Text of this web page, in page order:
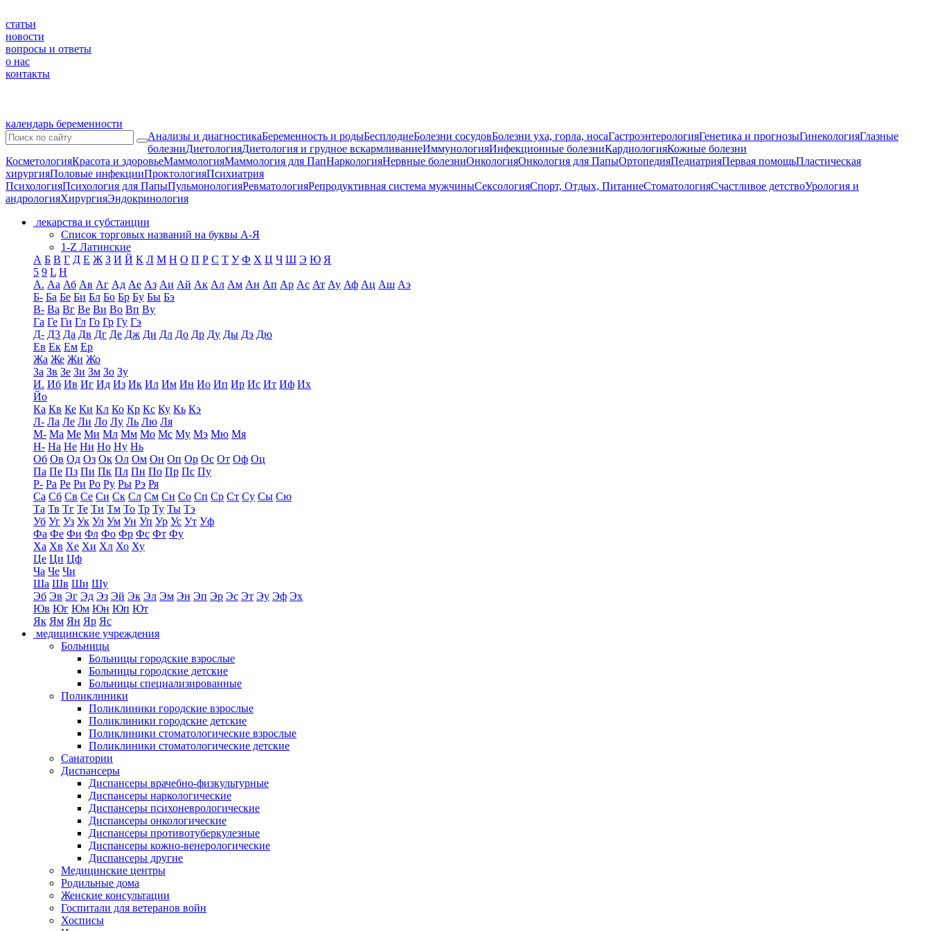
статьи
новости
вопросы и ответы
о нас
контакты
календарь беременности
Анализы и диагностикаБеременность и родыБесплодиеБолезни сосудовБолезни уха, горла, носаГастроэнтерологияГенетика и прогнозыГинекологияГлазные
болезниДиетологияДиетология и грудное вскармливаниеИммунологияИнфекционные болезниКардиологияКожные болезни
КосметологияКрасота и здоровьеМаммологияМаммология для ПапНаркологияНервные болезниОнкологияОнкология для ПапыОртопедияПедиатрияПервая помощьПластическая
хирургияПоловые инфекцииПроктологияПсихиатрия
ПсихологияПсихология для ПапыПульмонологияРевматологияРепродуктивная система мужчиныСексологияСпорт, Отдых, ПитаниеСтоматологияСчастливое детствоУрология и
андрологияХирургияЭндокринология
лекарства и субстанции
Список торговых названий на буквы А-Я
1-Z Латинские
А Б В Г Д Е Ж З И Й К Л М Н О П Р С Т У Ф Х Ц Ч Ш Э Ю Я
5 9 L H
А. Аа Аб Ав Аг Ад Ае Аз Аи Ай Ак Ал Ам Ан Ап Ар Ас Ат Ау Аф Ац Аш Аэ
Б- Ба Бе Би Бл Бо Бр Бу Бы Бэ
В- Ва Вг Ве Ви Во Вп Ву
Га Ге Ги Гл Го Гр Гу Гэ
Д- Д3 Да Дв Дг Де Дж Ди Дл До Др Ду Ды Дэ Дю
Ев Ек Ем Ер
Жа Же Жи Жо
За Зв Зе Зи Зм Зо Зу
И. Иб Ив Иг Ид Из Ик Ил Им Ин Ио Ип Ир Ис Ит Иф Их
Йо
Ка Кв Ке Ки Кл Ко Кр Кс Ку Кь Кэ
Л- Ла Ле Ли Ло Лу Ль Лю Ля
М- Ма Ме Ми Мл Мм Мо Мс Му Мэ Мю Мя
Н- На Не Ни Но Ну Нь
Об Ов Од Оз Ок Ол Ом Он Оп Ор Ос От Оф Оц
Па Пе Пз Пи Пк Пл Пн По Пр Пс Пу
Р- Ра Ре Ри Ро Ру Ры Рэ Ря
Са Сб Св Се Си Ск Сл См Сн Со Сп Ср Ст Су Сы Сю
Та Тв Тг Те Ти Тм То Тр Ту Ты Тэ
Уб Уг Уз Ук Ул Ум Ун Уп Ур Ус Ут Уф
Фа Фе Фи Фл Фо Фр Фс Фт Фу
Ха Хв Хе Хи Хл Хо Ху
Це Ци Цф
Ча Че Чи
Ша Шв Ши Шу
Эб Эв Эг Эд Эз Эй Эк Эл Эм Эн Эп Эр Эс Эт Эу Эф Эх
Юв Юг Юм Юн Юп Ют
Як Ям Ян Яр Яс
медицинские учреждения
Больницы
Больницы городские взрослые
Больницы городские детские
Больницы специализированные
Поликлиники
Поликлиники городские взрослые
Поликлиники городские детские
Поликлиники стоматологические взрослые
Поликлиники стоматологические детские
Санатории
Диспансеры
Диспансеры врачебно-физкультурные
Диспансеры наркологические
Диспансеры психоневрологические
Диспансеры онкологические
Диспансеры противотуберкулезные
Диспансеры кожно-венерологические
Диспансеры другие
Медицинские центры
Родильные дома
Женские консультации
Госпитали для ветеранов войн
Хосписы